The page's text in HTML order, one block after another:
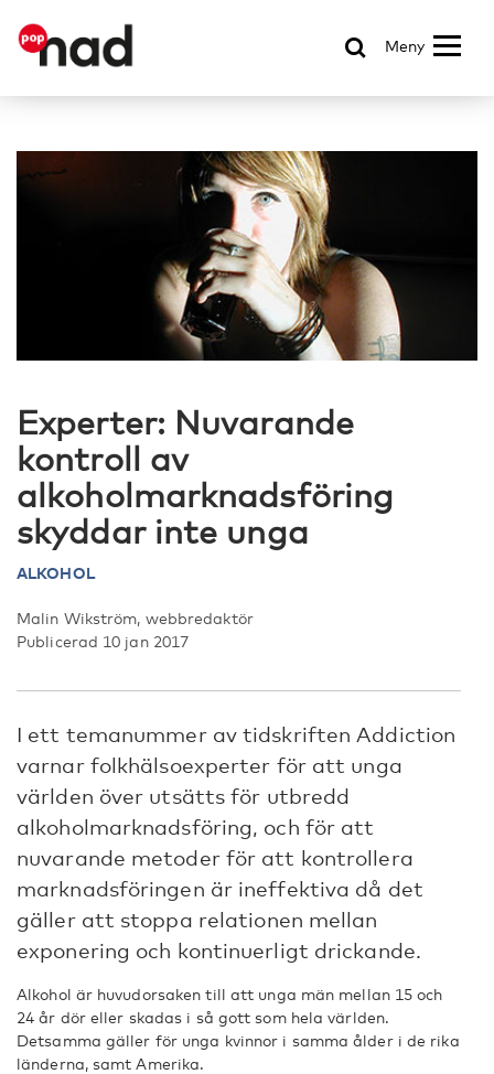
Meny
Experter: Nuvarande
kontroll av
alkoholmarknadsföring
skyddar inte unga
ALKOHOL
Malin Wikström, webbredaktör
Publicerad 10 jan 2017
I ett temanummer av tidskriften Addiction
varnar folkhälsoexperter för att unga
världen över utsätts för utbredd
alkoholmarknadsföring, och för att
nuvarande metoder för att kontrollera
marknadsföringen är ineffektiva då det
gäller att stoppa relationen mellan
exponering och kontinuerligt drickande.
Alkohol är huvudorsaken till att unga män mellan 15 och
24 år dör eller skadas i så gott som hela världen.
Detsamma gäller för unga kvinnor i samma ålder i de rika
länderna, samt Amerika.